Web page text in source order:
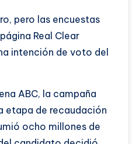
pero las encuestas
Real Clear
intención de voto del
ABC, la campaña
etapa de recaudación
ocho millones de